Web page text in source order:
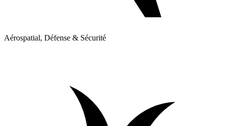
Aérospatial, Défense & Sécurité